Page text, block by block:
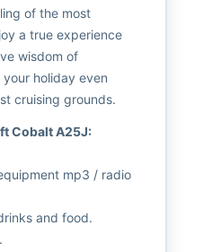
of the most
a true experience
wisdom of
holiday even
cruising grounds.
Cobalt A25J:
mp3 / radio
and food.